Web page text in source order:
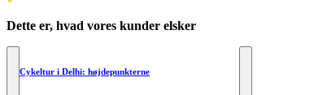
Dette er, hvad vores kunder elsker
Cykeltur i Delhi: højdepunkterne